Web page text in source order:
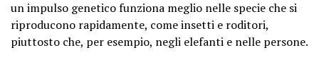
un impulso genetico funziona meglio nelle specie che si
riproducono rapidamente, come insetti e roditori,
piuttosto che, per esempio, negli elefanti e nelle persone.